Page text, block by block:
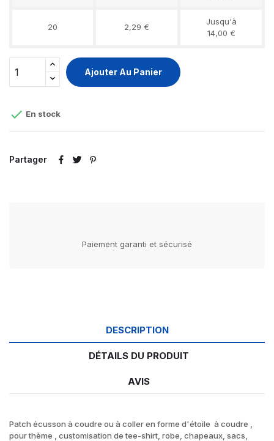
20 2,29 €
Jusqu'à
14,00 €
Ajouter Au Panier
 En stock
Partager
Paiement garanti et sécurisé
DESCRIPTION
DÉTAILS DU PRODUIT
AVIS
Patch écusson à coudre ou à coller en forme d'étoile à coudre ,
pour thème , customisation de tee-shirt, robe, chapeaux, sacs,